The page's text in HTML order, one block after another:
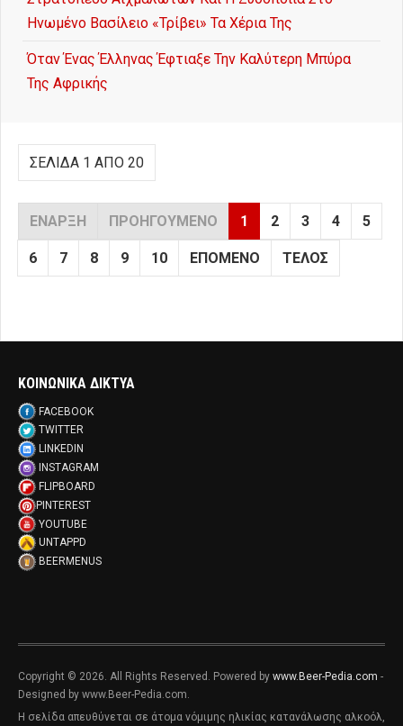
Ηνωμένο Βασίλειο «Τρίβει» Τα Χέρια Της
Όταν Ένας Έλληνας Έφτιαξε Την Καλύτερη Μπύρα
Της Αφρικής
ΣΕΛΊΔΑ 1 ΑΠΌ 20
ΈΝΑΡΞΗ ΠΡΟΗΓΟΎΜΕΝΟ 1 2 3 4 5
6 7 8 9 10 ΕΠΌΜΕΝΟ ΤΈΛΟΣ
ΚΟΙΝΩΝΙΚΑ ΔΙΚΤΥΑ
FACEBOOK
TWITTER
LINKEDIN
INSTAGRAM
FLIPBOARD
PINTEREST
YOUTUBE
UNTAPPD
BEERMENUS
Copyright © 2026. All Rights Reserved. Powered by www.Beer-Pedia.com -
Designed by www.Beer-Pedia.com.
Η σελίδα απευθύνεται σε άτομα νόμιμης ηλικίας κατανάλωσης αλκοόλ,